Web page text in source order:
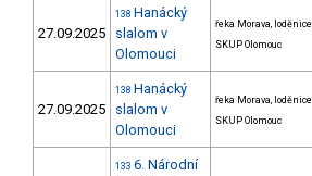
27.09.2025
138 Hanácký
slalom v
Olomouci
řeka Morava, loděnice
SKUP Olomouc
27.09.2025
138 Hanácký
slalom v
Olomouci
řeka Morava, loděnice
SKUP Olomouc
133 6. Národní